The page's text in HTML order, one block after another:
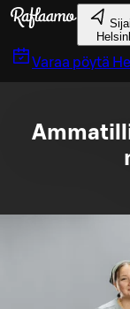
Siirry pääsisältöön
Varaa pöytä